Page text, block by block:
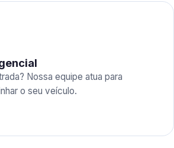
Nossa equipe atua para
o seu veículo.